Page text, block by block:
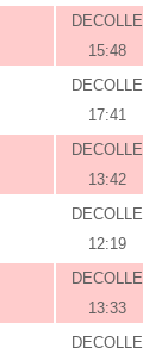
DECOLLE
15:48
DECOLLE
17:41
DECOLLE
13:42
DECOLLE
12:19
DECOLLE
13:33
DECOLLE